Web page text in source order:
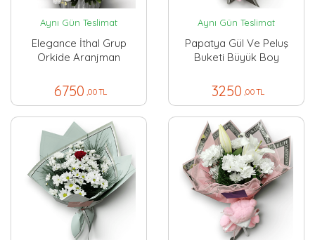
Aynı Gün Teslimat
Elegance İthal Grup
Orkide Aranjman
6750 ,00 TL
Aynı Gün Teslimat
Papatya Gül Ve Peluş
Buketi Büyük Boy
3250 ,00 TL